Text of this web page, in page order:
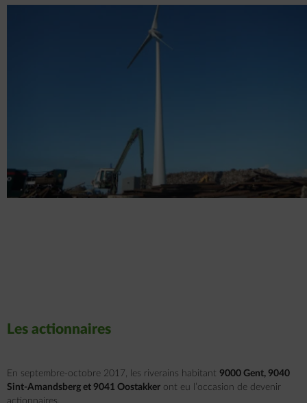
Les actionnaires
En septembre-octobre 2017, les riverains habitant 9000 Gent, 9040
Sint-Amandsberg et 9041 Oostakker ont eu l’occasion de devenir
actionnaires.